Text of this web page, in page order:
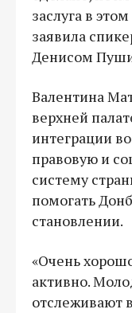
заслуга в
заявила
Денисом
Валентина
верхней
интеграции
правовую и
систему
помогать
становлении.
«Очень
активно.
отслеживают